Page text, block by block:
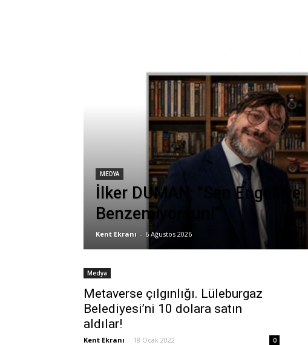
MEDYA
İlker DUMAN; “Sen Engelliye
Benzemiyorsun!”
Kent Ekranı - 6 Ağustos 2026
Medya
Metaverse çılgınlığı. Lüleburgaz
Belediyesi’ni 10 dolara satın
aldılar!
Kent Ekranı - 18 Ocak 2022 0